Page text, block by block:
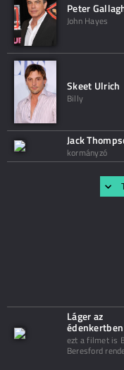
Peter
John Hayes
Skeet Ulrich
Billy
Jack
kormányzó
Láger az
édenkertben
ezt a filmet is
Beresford